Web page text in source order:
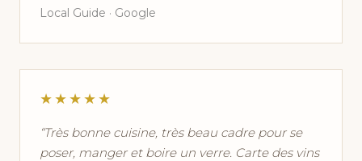
Local Guide · Google
★★★★★
“Très bonne cuisine, très beau cadre pour se
poser, manger et boire un verre. Carte des vins